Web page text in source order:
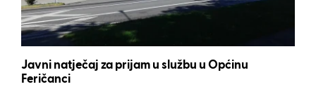
Javni natječaj za prijam u službu u Općinu
Feričanci